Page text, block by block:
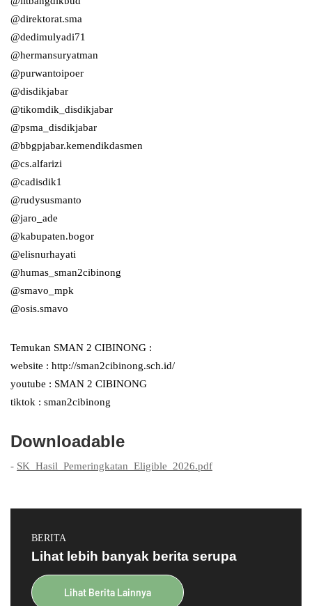
@direktorat.sma
@dedimulyadi71
@hermansuryatman
@purwantoipoer
@disdikjabar
@tikomdik_disdikjabar
@psma_disdikjabar
@bbgpjabar.kemendikdasmen
@cs.alfarizi
@cadisdik1
@rudysusmanto
@jaro_ade
@kabupaten.bogor
@elisnurhayati
@humas_sman2cibinong
@smavo_mpk
@osis.smavo
Temukan SMAN 2 CIBINONG :
website : http://sman2cibinong.sch.id/
youtube : SMAN 2 CIBINONG
tiktok : sman2cibinong
Downloadable
- SK_Hasil_Pemeringkatan_Eligible_2026.pdf
BERITA
Lihat lebih banyak berita serupa
Lihat Berita Lainnya